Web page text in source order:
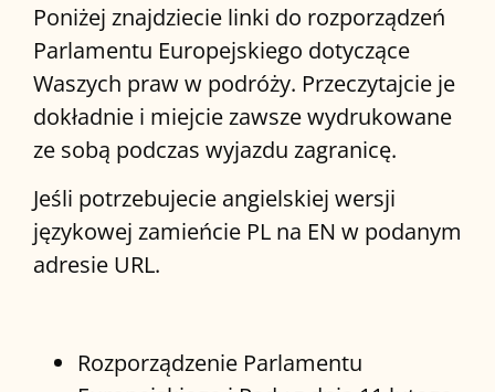
Poniżej znajdziecie linki do rozporządzeń
Parlamentu Europejskiego dotyczące
Waszych praw w podróży. Przeczytajcie je
dokładnie i miejcie zawsze wydrukowane
ze sobą podczas wyjazdu zagranicę.
Jeśli potrzebujecie angielskiej wersji
językowej zamieńcie PL na EN w podanym
adresie URL.
Rozporządzenie Parlamentu